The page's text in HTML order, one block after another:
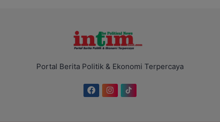
Portal Berita Politik & Ekonomi Terpercaya